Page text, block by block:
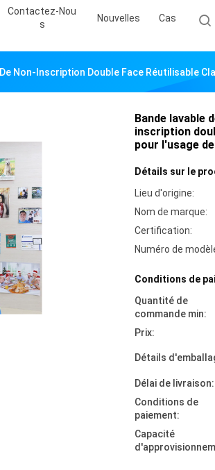
Contactez-Nou
S
Nouvelles Cas
Non-Inscription Double Face Réutilisable
Bande lavable
inscription
pour l'usage de
Détails sur le
Lieu d'origine:
Nom de marque:
Certification:
Numéro de
Conditions de
Quantité de
commande min:
Prix:
Détails
Délai de livraison:
Conditions de
paiement:
Capacité